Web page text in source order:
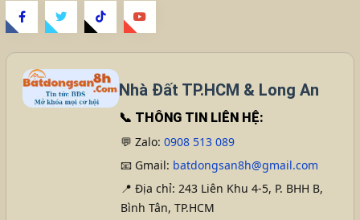
Nhà Đất TP.HCM & Long An
📞 THÔNG TIN LIÊN HỆ:
💬 Zalo: 0908 513 089
📧 Gmail: batdongsan8h@gmail.com
📍 Địa chỉ: 243 Liên Khu 4-5, P. BHH B,
Bình Tân, TP.HCM